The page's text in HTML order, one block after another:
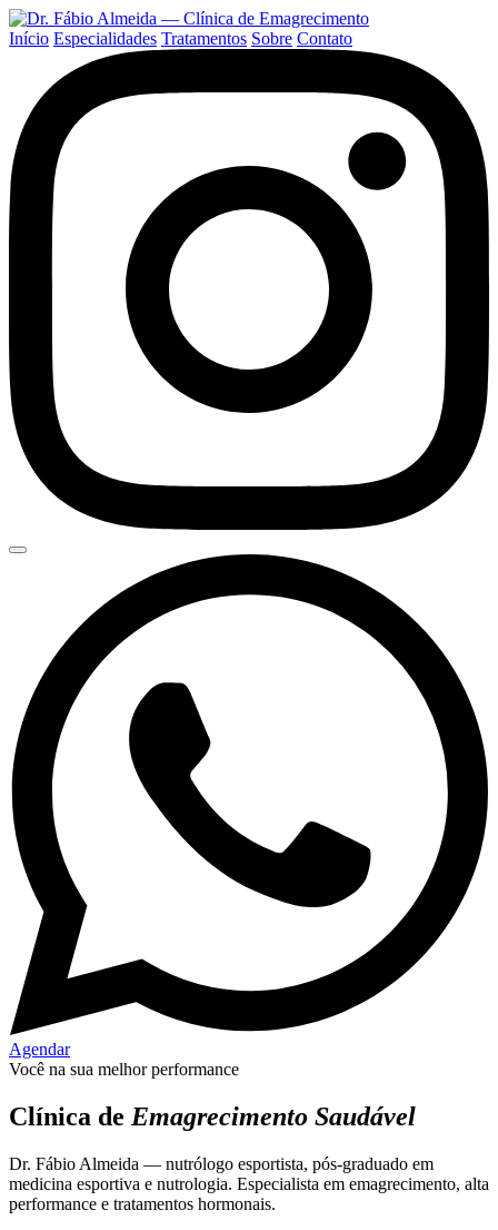
Início Especialidades Tratamentos Sobre Contato
Agendar
Você na sua melhor performance
Clínica de Emagrecimento Saudável
Dr. Fábio Almeida — nutrólogo esportista, pós-graduado em
medicina esportiva e nutrologia. Especialista em emagrecimento, alta
performance e tratamentos hormonais.